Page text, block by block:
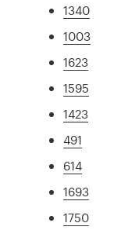
1340
1003
1623
1595
1423
491
614
1693
1750